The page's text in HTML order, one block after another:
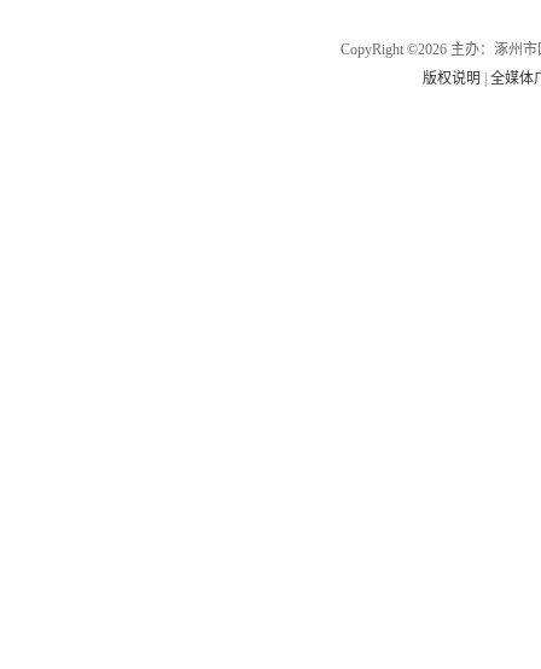
CopyRight ©2026 主办：涿州
版权说明
|全媒体